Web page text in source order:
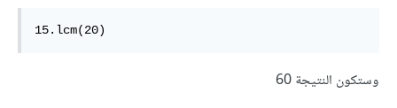
15.lcm(20)
وستكون النتيجة 60